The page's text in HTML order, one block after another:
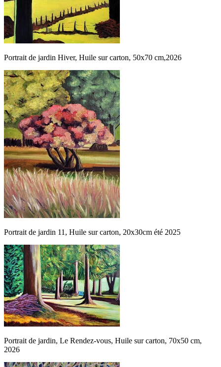
Portrait de jardin Hiver, Huile sur carton, 50x70 cm,2026
Portrait de jardin 11, Huile sur carton, 20x30cm été 2025
Portrait de jardin, Le Rendez-vous, Huile sur carton, 70x50 cm,
2026